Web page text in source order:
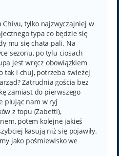
tylko najzwyczajniej w
typa co będzie się
mu się chata pali. Na
sezonu, po tylu ciosach
jest wręcz obowiązkiem
tak i chuj, potrzeba świeżej
Zatrudnia gościa bez
zamiast do pierwszego
plując nam w ryj
z topu (Zabetti),
potem kolejne jakieś
kasują niż się pojawiły.
jako pośmiewisko we